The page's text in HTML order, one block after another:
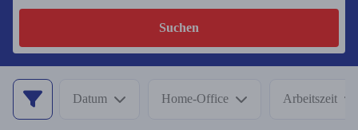
Suchen
Datum Home-Office Arbeitszeit